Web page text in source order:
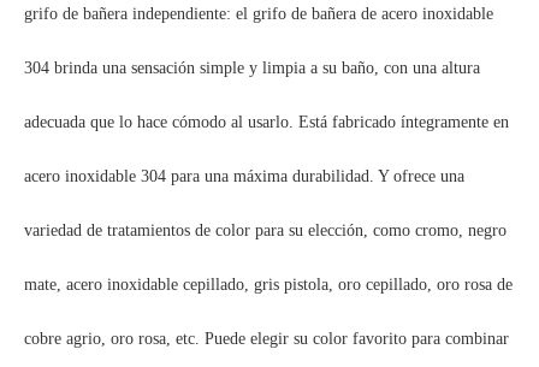
grifo de bañera independiente: el grifo de bañera de acero inoxidable
304 brinda una sensación simple y limpia a su baño, con una altura
adecuada que lo hace cómodo al usarlo. Está fabricado íntegramente en
acero inoxidable 304 para una máxima durabilidad. Y ofrece una
variedad de tratamientos de color para su elección, como cromo, negro
mate, acero inoxidable cepillado, gris pistola, oro cepillado, oro rosa de
cobre agrio, oro rosa, etc. Puede elegir su color favorito para combinar